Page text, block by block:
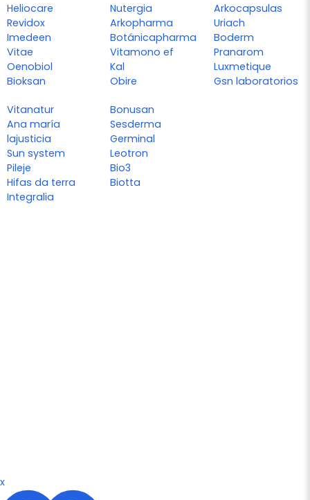
Heliocare
Revidox
Imedeen
Vitae
Oenobiol
Bioksan
Nutergia
Arkopharma
Botánicapharma
Vitamono ef
Kal
Obire
Arkocapsulas
Uriach
Boderm
Pranarom
Luxmetique
Gsn laboratorios
Vitanatur
Ana maría
lajusticia
Sun system
Pileje
Hifas da terra
Integralia
Bonusan
Sesderma
Germinal
Leotron
Bio3
Biotta
x